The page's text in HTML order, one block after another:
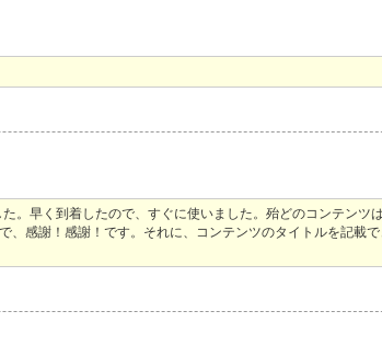
。早く到着したので、すぐに使いました。殆どのコンテンツ
感謝！感謝！です。それに、コンテンツのタイトルを記載